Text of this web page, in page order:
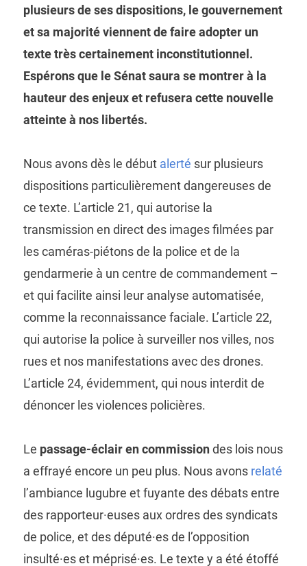
plusieurs de ses dispositions, le gouvernement
et sa majorité viennent de faire adopter un
texte très certainement inconstitutionnel.
Espérons que le Sénat saura se montrer à la
hauteur des enjeux et refusera cette nouvelle
atteinte à nos libertés.
Nous avons dès le début alerté sur plusieurs
dispositions particulièrement dangereuses de
ce texte. L’article 21, qui autorise la
transmission en direct des images filmées par
les caméras-piétons de la police et de la
gendarmerie à un centre de commandement –
et qui facilite ainsi leur analyse automatisée,
comme la reconnaissance faciale. L’article 22,
qui autorise la police à surveiller nos villes, nos
rues et nos manifestations avec des drones.
L’article 24, évidemment, qui nous interdit de
dénoncer les violences policières.
Le passage-éclair en commissiondes lois nous
a effrayé encore un peu plus. Nous avons relaté
l’ambiance lugubre et fuyante des débats entre
des rapporteur·euses aux ordres des syndicats
de police, et des député·es de l’opposition
insulté·es et méprisé·es. Le texte y a été étoffé